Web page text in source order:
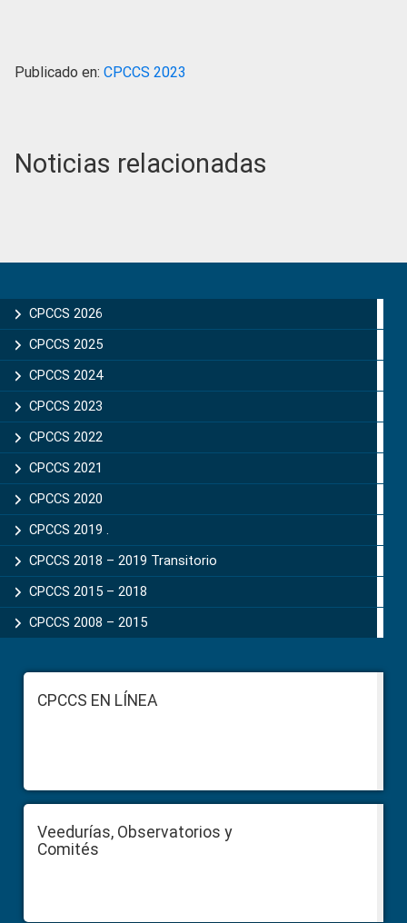
Publicado en: CPCCS 2023
Noticias relacionadas
Sidebar
CPCCS 2026
CPCCS 2025
CPCCS 2024
CPCCS 2023
CPCCS 2022
CPCCS 2021
CPCCS 2020
CPCCS 2019 .
CPCCS 2018 – 2019 Transitorio
CPCCS 2015 – 2018
CPCCS 2008 – 2015
FooterCPCCS EN LÍNEA
Veedurías, Observatorios y
Comités